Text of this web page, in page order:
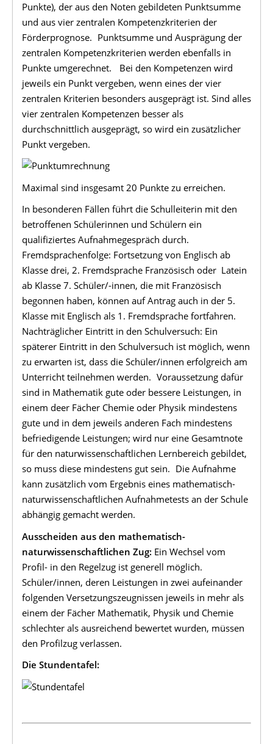
Punkte), der aus den Noten gebildeten Punktsumme
und aus vier zentralen Kompetenzkriterien der
Förderprognose. Punktsumme und Ausprägung der
zentralen Kompetenzkriterien werden ebenfalls in
Punkte umgerechnet. Bei den Kompetenzen wird
jeweils ein Punkt vergeben, wenn eines der vier
zentralen Kriterien besonders ausgeprägt ist. Sind alles
vier zentralen Kompetenzen besser als
durchschnittlich ausgeprägt, so wird ein zusätzlicher
Punkt vergeben.
Maximal sind insgesamt 20 Punkte zu erreichen.
In besonderen Fällen führt die Schulleiterin mit den
betroffenen Schülerinnen und Schülern ein
qualifiziertes Aufnahmegespräch durch.
Fremdsprachenfolge: Fortsetzung von Englisch ab
Klasse drei, 2. Fremdsprache Französisch oder Latein
ab Klasse 7. Schüler/-innen, die mit Französisch
begonnen haben, können auf Antrag auch in der 5.
Klasse mit Englisch als 1. Fremdsprache fortfahren.
Nachträglicher Eintritt in den Schulversuch: Ein
späterer Eintritt in den Schulversuch ist möglich, wenn
zu erwarten ist, dass die Schüler/innen erfolgreich am
Unterricht teilnehmen werden. Voraussetzung dafür
sind in Mathematik gute oder bessere Leistungen, in
einem deer Fächer Chemie oder Physik mindestens
gute und in dem jeweils anderen Fach mindestens
befriedigende Leistungen; wird nur eine Gesamtnote
für den naturwissenschaftlichen Lernbereich gebildet,
so muss diese mindestens gut sein. Die Aufnahme
kann zusätzlich vom Ergebnis eines mathematisch-
naturwissenschaftlichen Aufnahmetests an der Schule
abhängig gemacht werden.
Ausscheiden aus den mathematisch-
naturwissenschaftlichen Zug: Ein Wechsel vom
Profil- in den Regelzug ist generell möglich.
Schüler/innen, deren Leistungen in zwei aufeinander
folgenden Versetzungszeugnissen jeweils in mehr als
einem der Fächer Mathematik, Physik und Chemie
schlechter als ausreichend bewertet wurden, müssen
den Profilzug verlassen.
Die Stundentafel: